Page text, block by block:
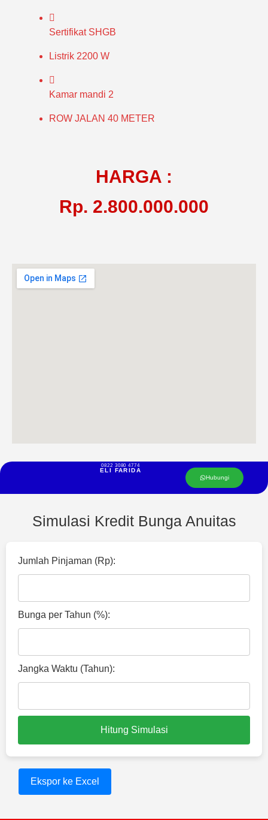
Sertifikat SHGB
Listrik 2200 W
Kamar mandi 2
ROW JALAN 40 METER
HARGA :
Rp. 2.800.000.000
ELI FARIDA
0822 3080 4774
Hubungi
Simulasi Kredit Bunga Anuitas
Jumlah Pinjaman (Rp):
Bunga per Tahun (%):
Jangka Waktu (Tahun):
Hitung Simulasi
Ekspor ke Excel